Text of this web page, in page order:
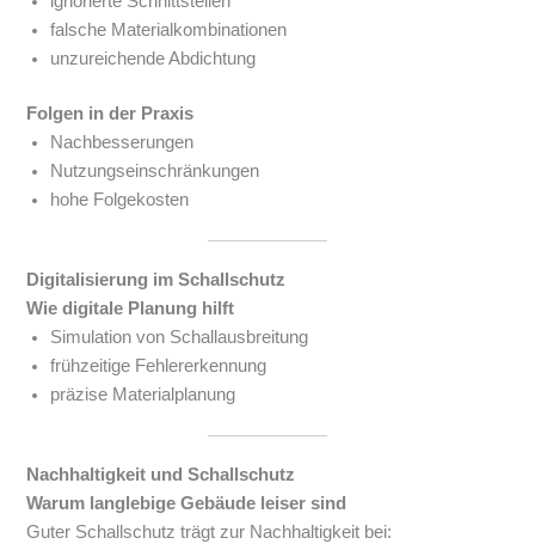
falsche Materialkombinationen
unzureichende Abdichtung
Folgen in der Praxis
Nachbesserungen
Nutzungseinschränkungen
hohe Folgekosten
Digitalisierung im Schallschutz
Wie digitale Planung hilft
Simulation von Schallausbreitung
frühzeitige Fehlererkennung
präzise Materialplanung
Nachhaltigkeit und Schallschutz
Warum langlebige Gebäude leiser sind
Guter Schallschutz trägt zur Nachhaltigkeit bei: